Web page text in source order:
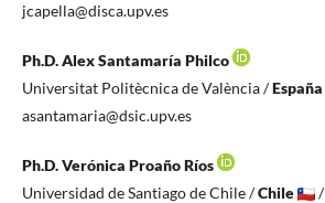
jcapella@disca.upv.es
Ph.D. Alex Santamaría Philco
Universitat Politècnica de València /España
asantamaria@dsic.upv.es
Ph.D. Verónica Proaño Ríos
Universidad de Santiago de Chile /Chile
/